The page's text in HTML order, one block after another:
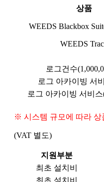
상품
WEEDS Blackbox
WEEDS
로그건수
로그 아카이빙 서
로그 아카이빙 서비
※ 시스템 규모에 따라 상
(VAT 별도)
지원부분
최초 설치비